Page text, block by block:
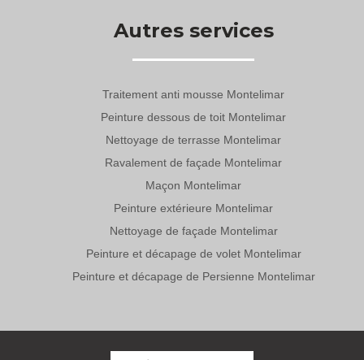
Autres services
Traitement anti mousse Montelimar
Peinture dessous de toit Montelimar
Nettoyage de terrasse Montelimar
Ravalement de façade Montelimar
Maçon Montelimar
Peinture extérieure Montelimar
Nettoyage de façade Montelimar
Peinture et décapage de volet Montelimar
Peinture et décapage de Persienne Montelimar